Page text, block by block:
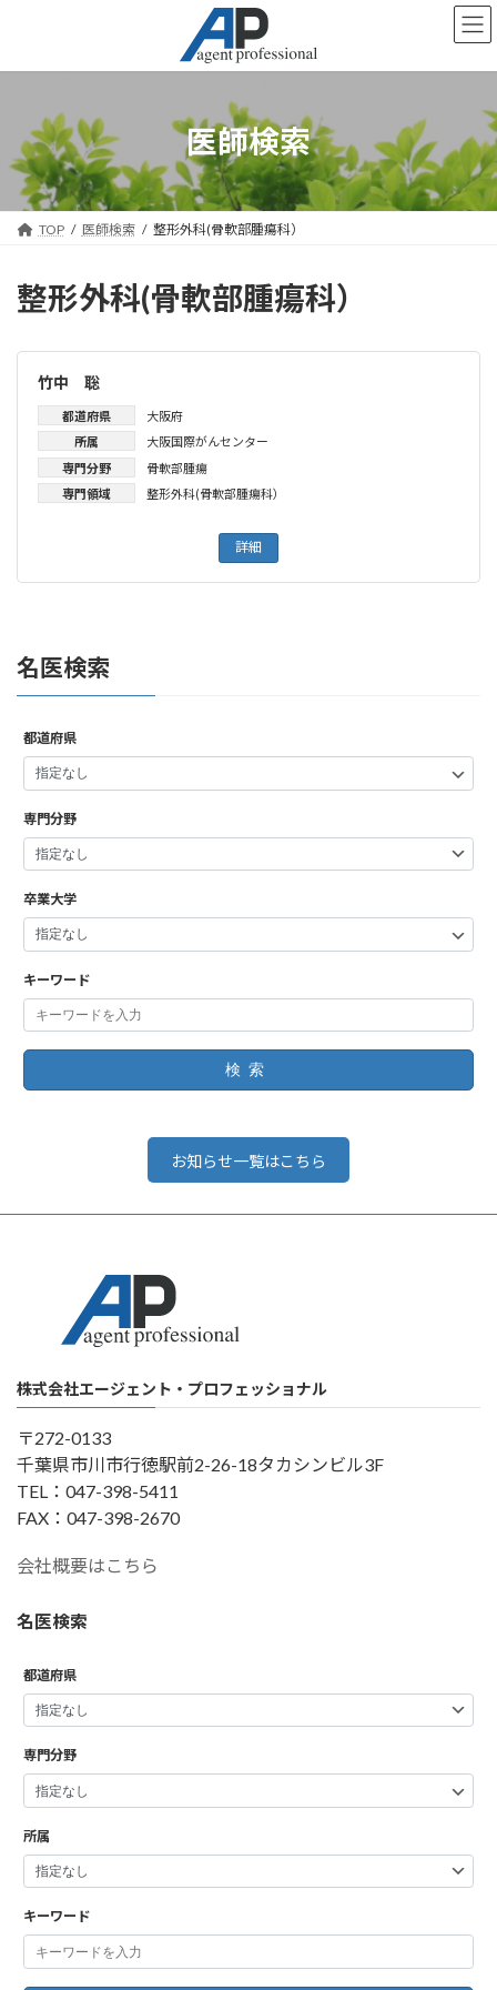
ン
キ
プ
ー
に
動
医師検索
TOP 医師検索 整形外科(骨軟部腫瘍科）
整形外科(骨軟部腫瘍科）
竹中 聡
都道府県
大阪府
所属
大阪国際がんセンター
専門分野
骨軟部腫瘍
専門領域
整形外科(骨軟部腫瘍科）
詳細
名医検索
都道府県
専門分野
卒業大学
キーワード
検索
お知らせ一覧はこちら
株式会社エージェント・プロフェッショナル
〒272-0133
千葉県市川市行徳駅前2-26-18タカシンビル3F
TEL：047-398-5411
FAX：047-398-2670
会社概要はこちら
名医検索
都道府県
専門分野
所属
キーワード